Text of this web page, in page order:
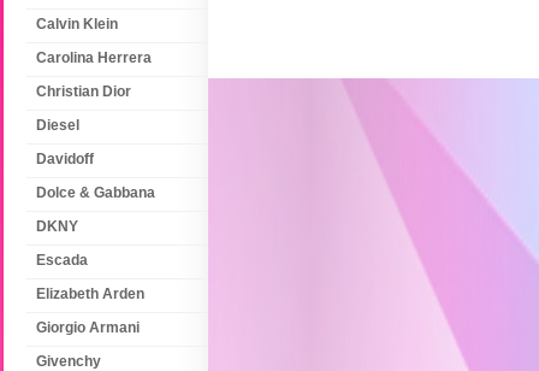
Calvin Klein
Carolina Herrera
Christian Dior
Diesel
Davidoff
Dolce & Gabbana
DKNY
Escada
Elizabeth Arden
Giorgio Armani
Givenchy